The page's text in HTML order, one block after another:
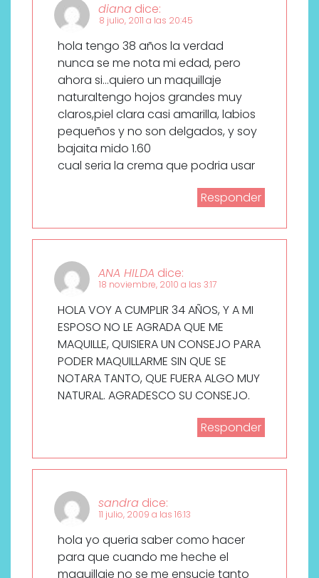
diana dice:
8 julio, 2011 a las 20:45
hola tengo 38 años la verdad
nunca se me nota mi edad, pero
ahora si…quiero un maquillaje
naturaltengo hojos grandes muy
claros,piel clara casi amarilla, labios
pequeños y no son delgados, y soy
bajaita mido 1.60
cual seria la crema que podria usar
Responder
ANA HILDA dice:
18 noviembre, 2010 a las 3:17
HOLA VOY A CUMPLIR 34 AÑOS, Y A MI
ESPOSO NO LE AGRADA QUE ME
MAQUILLE, QUISIERA UN CONSEJO PARA
PODER MAQUILLARME SIN QUE SE
NOTARA TANTO, QUE FUERA ALGO MUY
NATURAL. AGRADESCO SU CONSEJO.
Responder
sandra dice:
11 julio, 2009 a las 16:13
hola yo queria saber como hacer
para que cuando me heche el
maquillaje no se me ensucie tanto